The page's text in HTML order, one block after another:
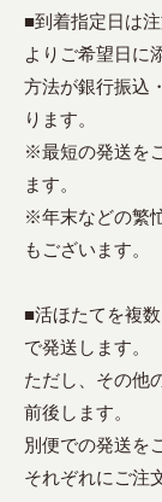
■到着指定日は
よりご希望日に
方法が銀行振込
ります。
※最短の発送を
ます。
※年末などの繁
もございます。
■活ほたてを複
で発送します。
ただし、その他
前後します。
別便での発送を
それぞれにご注